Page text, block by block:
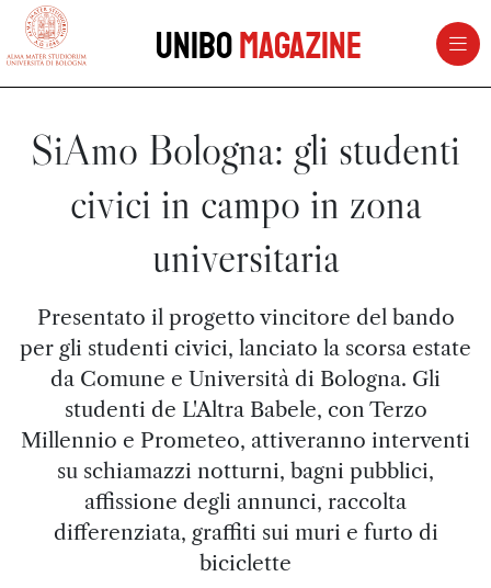
vai al contenuto della pagina
UniboMagazine
SiAmo Bologna: gli studenti
civici in campo in zona
universitaria
Presentato il progetto vincitore del bando
per gli studenti civici, lanciato la scorsa estate
da Comune e Università di Bologna. Gli
studenti de L'Altra Babele, con Terzo
Millennio e Prometeo, attiveranno interventi
su schiamazzi notturni, bagni pubblici,
affissione degli annunci, raccolta
differenziata, graffiti sui muri e furto di
biciclette